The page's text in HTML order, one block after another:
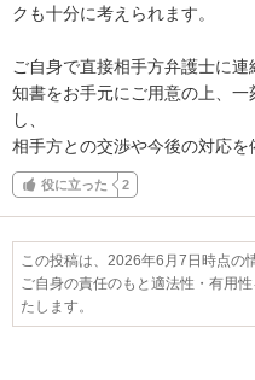
クも十分に考えられます。
ご自身で直接相手方弁護士に
知書をお手元にご用意の上、
し、
相手方との交渉や今後の対応を
役に立った 2
この投稿は、2026年6月7日時点の
ご自身の責任のもと適法性・有用
たします。